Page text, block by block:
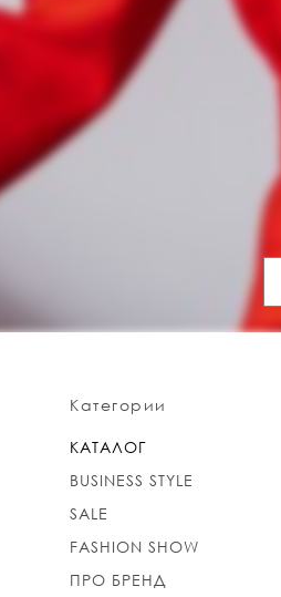
Категории
КАТАЛОГ
BUSINESS STYLE
SALE
FASHION SHOW
ПРО БРЕНД